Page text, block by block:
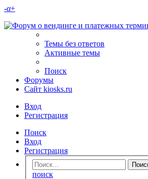
-α+
Темы без ответов
Активные темы
Поиск
Форумы
Сайт kiosks.ru
Вход
Регистрация
Поиск
Вход
Регистрация
поиск